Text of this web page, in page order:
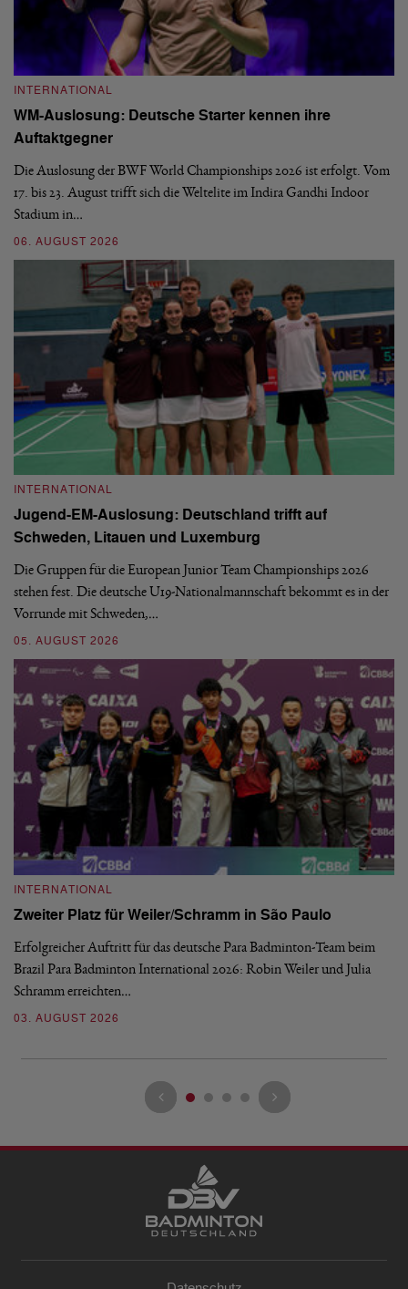
INTERNATIONAL
WM-Auslosung: Deutsche Starter kennen ihre
Auftaktgegner
Die Auslosung der BWF World Championships 2026 ist erfolgt. Vom
17. bis 23. August trifft sich die Weltelite im Indira Gandhi Indoor
Stadium in…
06. AUGUST 2026
INTERNATIONAL
Jugend-EM-Auslosung: Deutschland trifft auf
Schweden, Litauen und Luxemburg
Die Gruppen für die European Junior Team Championships 2026
stehen fest. Die deutsche U19-Nationalmannschaft bekommt es in der
Vorrunde mit Schweden,…
05. AUGUST 2026
INTERNATIONAL
Zweiter Platz für Weiler/Schramm in São Paulo
Erfolgreicher Auftritt für das deutsche Para Badminton-Team beim
Brazil Para Badminton International 2026: Robin Weiler und Julia
Schramm erreichten…
03. AUGUST 2026